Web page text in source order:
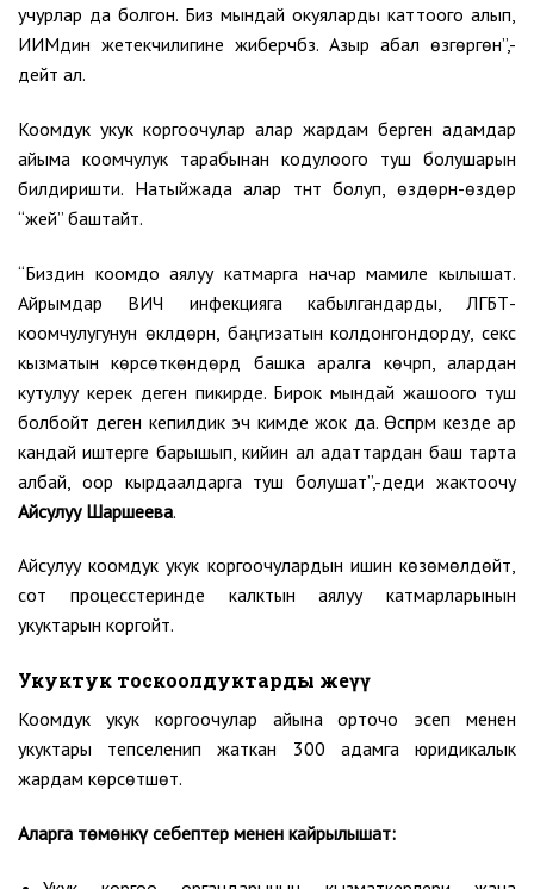
учурлар да болгон. Биз мындай окуяларды каттоого алып,
ИИМдин жетекчилигине жиберчүбүз. Азыр абал өзгөргөн”,-
дейт ал.
Коомдук укук коргоочулар алар жардам берген адамдар
айыма коомчулук тарабынан кодулоого туш болушарын
билдиришти. Натыйжада алар түнт болуп, өздөрүн-өздөрү
“жей” баштайт.
“Биздин коомдо аялуу катмарга начар мамиле кылышат.
Айрымдар ВИЧ инфекцияга кабылгандарды, ЛГБТ-
коомчулугунун өкүлдөрүн, баңгизатын колдонгондорду, секс
кызматын көрсөткөндөрдү башка аралга көчүрүп, алардан
кутулуу керек деген пикирде. Бирок мындай жашоого туш
болбойт деген кепилдик эч кимде жок да. Өспүрүм кезде ар
кандай иштерге барышып, кийин ал адаттардан баш тарта
албай, оор кырдаалдарга туш болушат”,-деди жактоочу
Айсулуу Шаршеева.
Айсулуу коомдук укук коргоочулардын ишин көзөмөлдөйт,
сот процесстеринде калктын аялуу катмарларынын
укуктарын коргойт.
Укуктук тоскоолдуктарды жеңүү
Коомдук укук коргоочулар айына орточо эсеп менен
укуктары тепселенип жаткан 300 адамга юридикалык
жардам көрсөтүшөт.
Аларга төмөнкү себептер менен кайрылышат: